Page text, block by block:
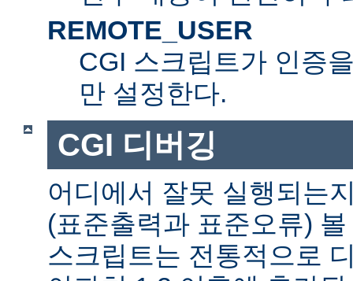
REMOTE_USER
CGI 스크립트가 인증
만 설정한다.
CGI 디버깅
어디에서 잘못 실행되는
(표준출력과 표준오류)
스크립트는 전통적으로